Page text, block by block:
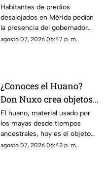
Mena mostró
desinterés por
problemáticas del
pueblo
Habitantes de predios
desalojados en Mérida pedían
la presencia del gobernador
Joaquín Díaz Mena, pero dejó
agosto 07, 2026 06:47 p. m.
¿Conoces el Huano?
Don Nuxo crea objetos
a partir de este material
ancestral en Yucatán
(+Video)
El huano, material usado por
los mayas desde tiempos
ancestrales, hoy es el objeto
de trabajo para don Nuxo.
agosto 07, 2026 06:42 p. m.